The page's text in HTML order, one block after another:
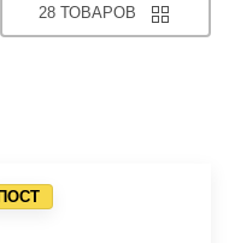
28 ТОВАРОВ